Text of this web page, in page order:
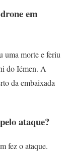
em
uma morte e feriu
do Iémen. A
da embaixada
ataque?
fez o ataque.